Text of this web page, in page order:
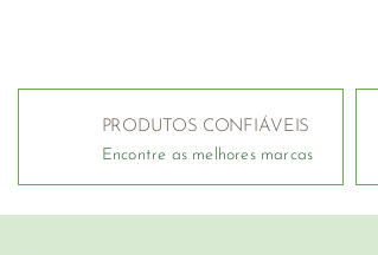
PRODUTOS CONFIÁVEIS
Encontre as melhores marcas